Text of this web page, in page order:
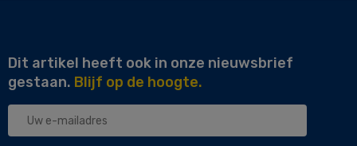
Dit artikel heeft ook in onze nieuwsbrief
gestaan. Blijf op de hoogte.
Uw